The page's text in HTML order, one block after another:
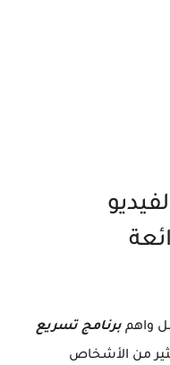
واهم برنامج تسريع
من الأشخاص